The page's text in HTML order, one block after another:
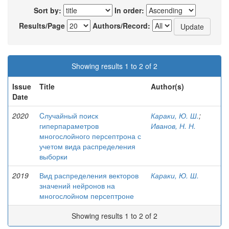
Sort by:
In order:
Results/Page
Authors/Record:
Showing results 1 to 2 of 2
Issue
Date
Title Author(s)
2020
Cлучайный поиск
гиперпараметров
многослойного персептрона с
учетом вида распределения
выборки
Караки, Ю. Ш.;
Иванов, Н. Н.
2019
Вид распределения векторов
значений нейронов на
многослойном персептроне
Караки, Ю. Ш.
Showing results 1 to 2 of 2